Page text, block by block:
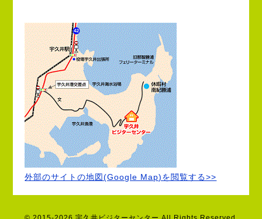
式
Facebook
外部のサイトの地図(Google Map)を閲覧する>>